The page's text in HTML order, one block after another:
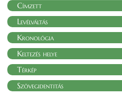
Címzett
Levélváltás
Kronológia
Keltezés helye
Térkép
Szövegidentitás